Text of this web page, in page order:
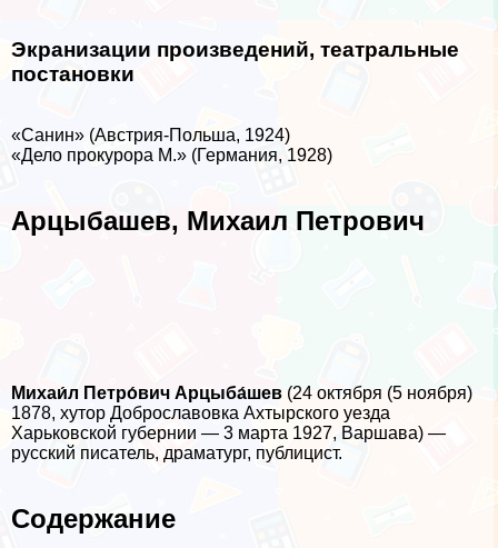
Экранизации произведений, театральные
постановки
«Санин» (Австрия-Польша, 1924)
«Дело прокурора М.» (Германия, 1928)
Арцыбашев, Михаил Петрович
Михаи́л Петро́вич Арцыба́шев (24 октября (5 ноября)
1878, хутор Доброславовка Ахтырского уезда
Харьковской губернии — 3 марта 1927, Варшава) —
русский писатель, драматург, публицист.
Содержание